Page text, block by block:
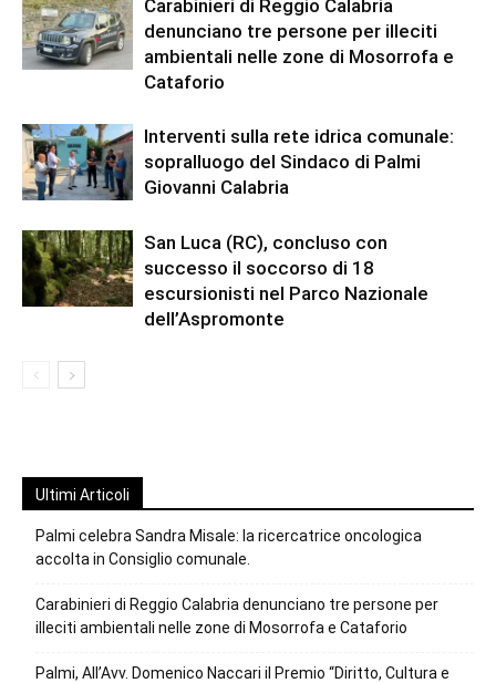
Carabinieri di Reggio Calabria
denunciano tre persone per illeciti
ambientali nelle zone di Mosorrofa e
Cataforio
Interventi sulla rete idrica comunale:
sopralluogo del Sindaco di Palmi
Giovanni Calabria
San Luca (RC), concluso con
successo il soccorso di 18
escursionisti nel Parco Nazionale
dell’Aspromonte
Ultimi Articoli
Palmi celebra Sandra Misale: la ricercatrice oncologica
accolta in Consiglio comunale.
Carabinieri di Reggio Calabria denunciano tre persone per
illeciti ambientali nelle zone di Mosorrofa e Cataforio
Palmi, All’Avv. Domenico Naccari il Premio “Diritto, Cultura e